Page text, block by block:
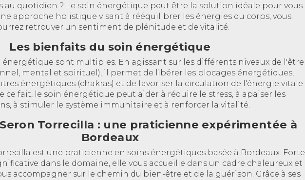
au quotidien ? Le soin énergétique peut être la solution idéale pour vous.
approche holistique visant à rééquilibrer les énergies du corps, vous
retrouver un sentiment de plénitude et de vitalité.
Les bienfaits du soin énergétique
énergétique sont multiples. En agissant sur les différents niveaux de l'être
mental et spirituel), il permet de libérer les blocages énergétiques,
énergétiques (chakras) et de favoriser la circulation de l'énergie vitale
ce fait, le soin énergétique peut aider à réduire le stress, à apaiser les
à stimuler le système immunitaire et à renforcer la vitalité.
Seron Torrecilla : une praticienne expérimentée à
Bordeaux
est une praticienne en soins énergétiques basée à Bordeaux. Forte
dans le domaine, elle vous accueille dans un cadre chaleureux et
accompagner sur le chemin du bien-être et de la guérison. Grâce à ses